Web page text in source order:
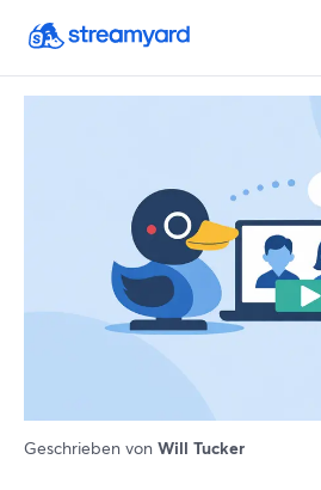
Geschrieben von Will Tucker